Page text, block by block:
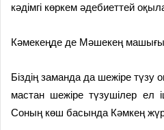
кә­дімгі көркем әдебиеттей
Кәмекеңде де Мәшекең
Біздің заманда да шежіре
мастан шежіре түзушілер ел
Со­ның көш басында Кәмкең